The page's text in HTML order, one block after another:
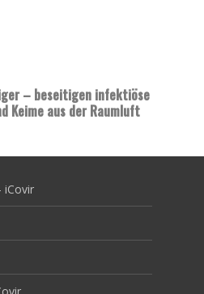
– beseitigen infektiöse
Keime aus der Raumluft
iCovir